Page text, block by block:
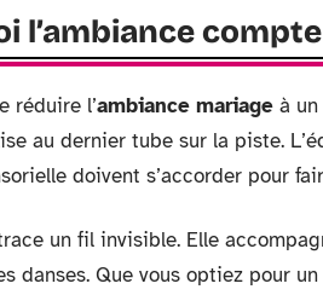
l’ambiance
réduire l’ambiance mariage à
au dernier tube sur la piste.
doivent s’accorder pour
un fil invisible. Elle
danses. Que vous optiez pour un